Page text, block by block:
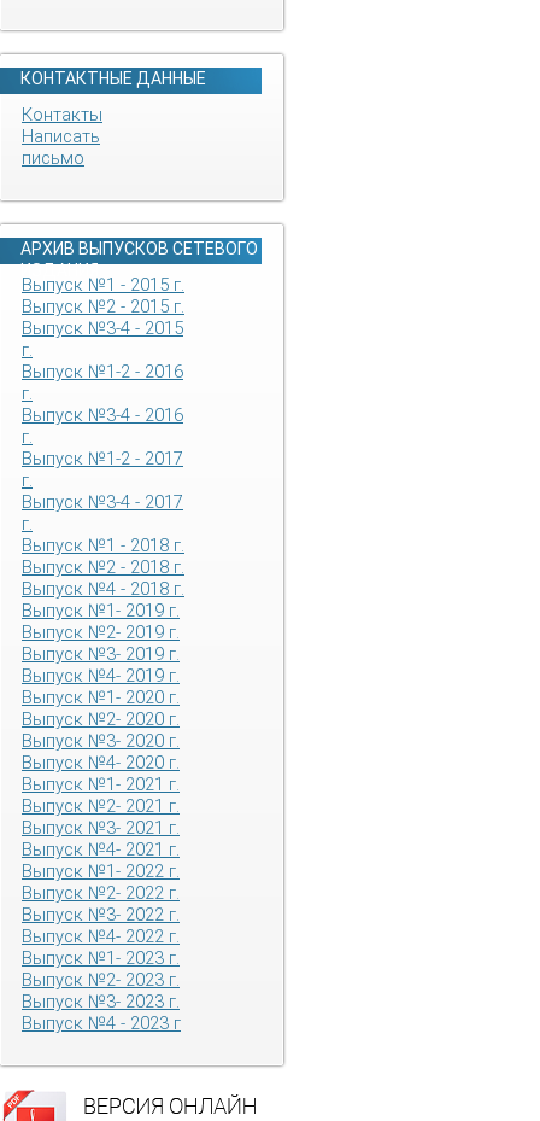
КОНТАКТНЫЕ ДАННЫЕ
Контакты
Написать
письмо
АРХИВ ВЫПУСКОВ СЕТЕВОГО
ИЗДАНИЯ
Выпуск №1 - 2015 г.
Выпуск №2 - 2015 г.
Выпуск №3-4 - 2015
г.
Выпуск №1-2 - 2016
г.
Выпуск №3-4 - 2016
г.
Выпуск №1-2 - 2017
г.
Выпуск №3-4 - 2017
г.
Выпуск №1 - 2018 г.
Выпуск №2 - 2018 г.
Выпуск №4 - 2018 г.
Выпуск №1- 2019 г.
Выпуск №2- 2019 г.
Выпуск №3- 2019 г.
Выпуск №4- 2019 г.
Выпуск №1- 2020 г.
Выпуск №2- 2020 г.
Выпуск №3- 2020 г.
Выпуск №4- 2020 г.
Выпуск №1- 2021 г.
Выпуск №2- 2021 г.
Выпуск №3- 2021 г.
Выпуск №4- 2021 г.
Выпуск №1- 2022 г.
Выпуск №2- 2022 г.
Выпуск №3- 2022 г.
Выпуск №4- 2022 г.
Выпуск №1- 2023 г.
Выпуск №2- 2023 г.
Выпуск №3- 2023 г.
Выпуск №4 - 2023 г